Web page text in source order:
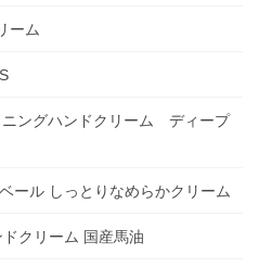
ーム
ニングハンドクリーム ディープ
ール しっとりなめらかクリーム
クリーム 国産馬油